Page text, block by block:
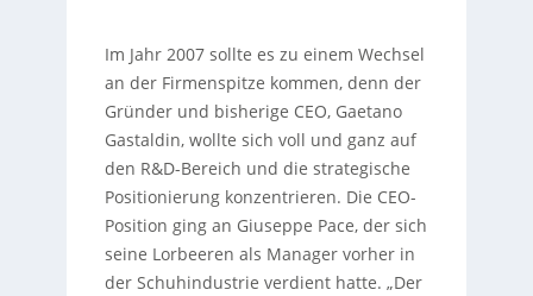
Im Jahr 2007 sollte es zu einem Wechsel
an der Firmenspitze kommen, denn der
Gründer und bisherige CEO, Gaetano
Gastaldin, wollte sich voll und ganz auf
den R&D-Bereich und die strategische
Positionierung konzentrieren. Die CEO-
Position ging an Giuseppe Pace, der sich
seine Lorbeeren als Manager vorher in
der Schuhindustrie verdient hatte. „Der